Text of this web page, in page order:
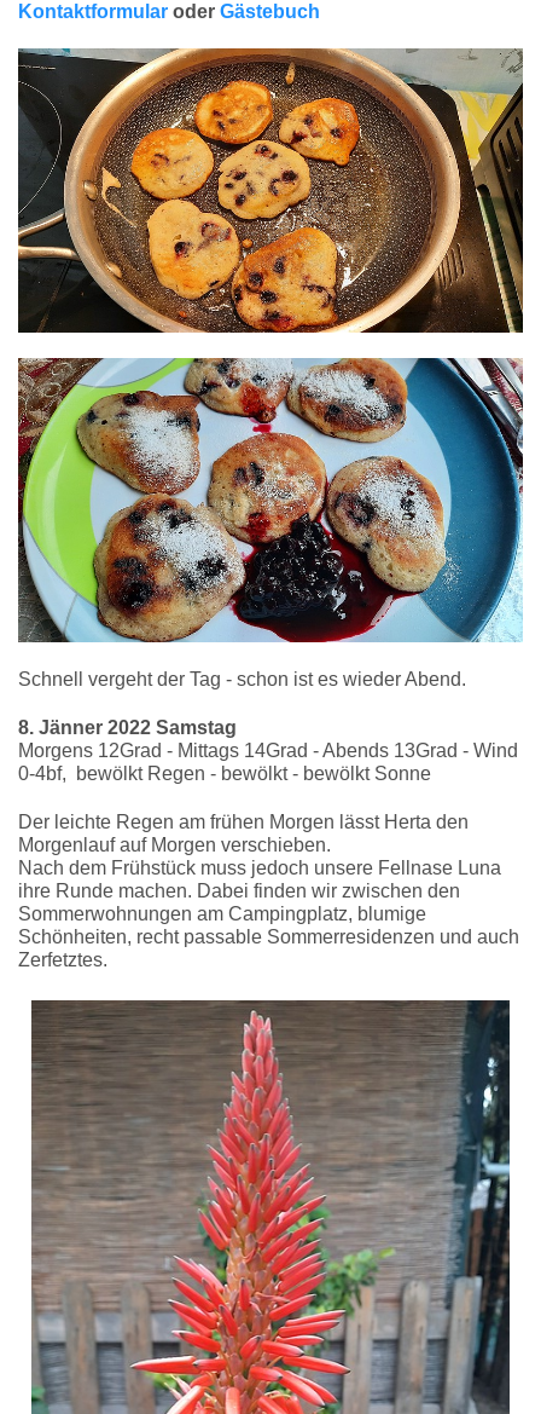
Kontaktformular oder Gästebuch
Schnell vergeht der Tag - schon ist es wieder Abend.
8. Jänner 2022 Samstag
Morgens 12Grad - Mittags 14Grad - Abends 13Grad - Wind
0-4bf, bewölkt Regen - bewölkt - bewölkt Sonne
Der leichte Regen am frühen Morgen lässt Herta den
Morgenlauf auf Morgen verschieben.
Nach dem Frühstück muss jedoch unsere Fellnase Luna
ihre Runde machen. Dabei finden wir zwischen den
Sommerwohnungen am Campingplatz, blumige
Schönheiten, recht passable Sommerresidenzen und auch
Zerfetztes.